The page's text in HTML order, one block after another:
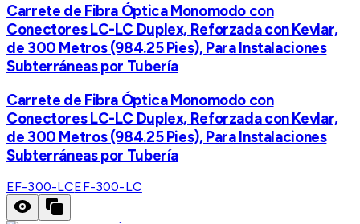
Carrete de Fibra Óptica Monomodo con
Conectores LC-LC Duplex, Reforzada con Kevlar,
de 300 Metros (984.25 Pies), Para Instalaciones
Subterráneas por Tubería
Carrete de Fibra Óptica Monomodo con
Conectores LC-LC Duplex, Reforzada con Kevlar,
de 300 Metros (984.25 Pies), Para Instalaciones
Subterráneas por Tubería
EF-300-LCEF-300-LC